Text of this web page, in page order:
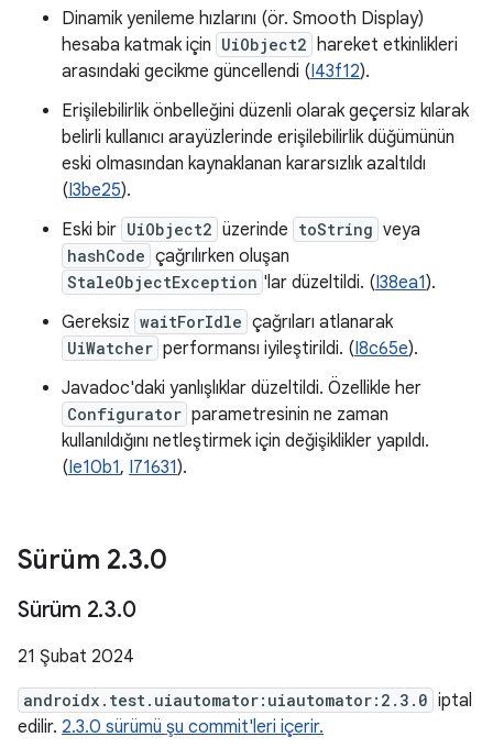
Dinamik yenileme hızlarını (ör. Smooth Display)
hesaba katmak için UiObject2 hareket etkinlikleri
arasındaki gecikme güncellendi (I43f12).
Erişilebilirlik önbelleğini düzenli olarak geçersiz kılarak
belirli kullanıcı arayüzlerinde erişilebilirlik düğümünün
eski olmasından kaynaklanan kararsızlık azaltıldı
(I3be25).
Eski bir UiObject2 üzerinde toString veya
hashCode çağrılırken oluşan
StaleObjectException 'lar düzeltildi. (I38ea1).
Gereksiz waitForIdle çağrıları atlanarak
UiWatcher performansı iyileştirildi. (I8c65e).
Javadoc'daki yanlışlıklar düzeltildi. Özellikle her
Configurator parametresinin ne zaman
kullanıldığını netleştirmek için değişiklikler yapıldı.
(Ie10b1, I71631).
Sürüm 2.3.0
Sürüm 2.3.0
21 Şubat 2024
androidx.test.uiautomator:uiautomator:2.3.0 iptal
edilir. 2.3.0 sürümü şu commit'leri içerir.